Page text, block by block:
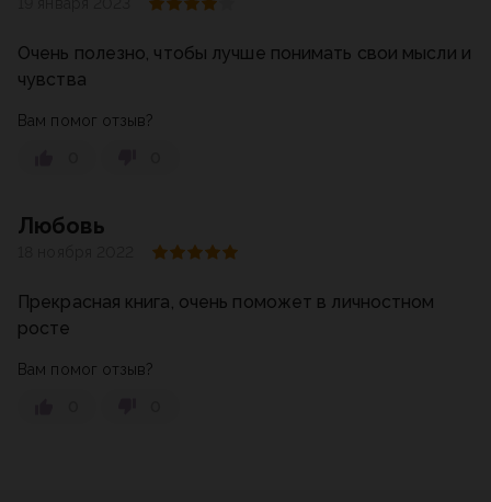
Очень полезно, чтобы лучше понимать свои мысли и
чувства
Вам помог отзыв?
Любовь
Прекрасная книга, очень поможет в личностном
росте
Вам помог отзыв?